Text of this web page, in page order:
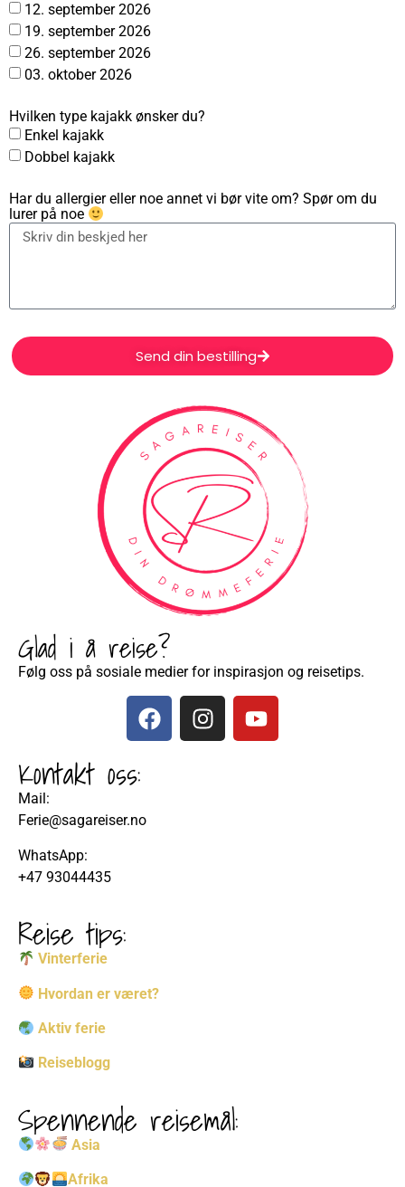
12. september 2026
19. september 2026
26. september 2026
03. oktober 2026
Hvilken type kajakk ønsker du?
Enkel kajakk
Dobbel kajakk
Har du allergier eller noe annet vi bør vite om? Spør om du
lurer på noe
Send din bestilling
Glad i å reise?
Følg oss på sosiale medier for inspirasjon og reisetips.
Kontakt oss:
Mail:
Ferie@sagareiser.no
WhatsApp:
+47 93044435
Reise tips:
Vinterferie
Hvordan er været?
Aktiv ferie
Reiseblogg
Spennende reisemål:
Asia
Afrika